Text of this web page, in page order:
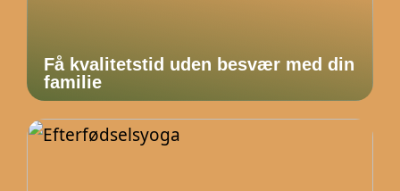
Få kvalitetstid uden besvær med din
familie